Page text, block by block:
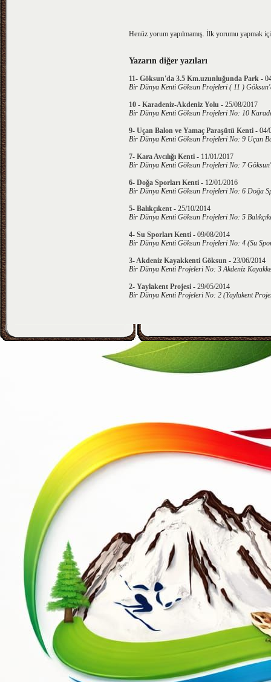
Henüz yorum yapılmamış. İlk yorumu yapmak
Yazarın diğer yazıları
11- Göksun'da 3.5 Km.uzunluğunda Park -
Bir Dünya Kenti Göksun Projeleri ( 11 )
10 - Karadeniz-Akdeniz Yolu - 25/08/2017
Bir Dünya Kenti Göksun Projeleri No: 10
9- Uçan Balon ve Yamaç Paraşütü Kenti - 04/
Bir Dünya Kenti Göksun Projeleri No: 9 Uçan
7- Kara Avcılığı Kenti - 11/01/2017
Bir Dünya Kenti Göksun Projeleri No: 7
6- Doğa Sporları Kenti - 12/01/2016
Bir Dünya Kenti Göksun Projeleri No: 6 Doğa
5- Balıkçıkent - 25/10/2014
Bir Dünya Kenti Göksun Projeleri No: 5
4- Su Sporları Kenti - 09/08/2014
Bir Dünya Kenti Göksun Projeleri No: 4 (Su
3- Akdeniz Kayakkenti Göksun - 23/06/2014
Bir Dünya Kenti Projeleri No: 3 Akdeniz
2- Yaylakent Projesi - 29/05/2014
Bir Dünya Kenti Projeleri No: 2 (Yaylakent